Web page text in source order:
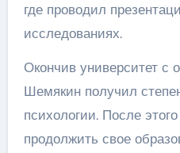
где проводил
исследованиях.
Окончив университет с
Шемякин получил
психологии. После
продолжить свое